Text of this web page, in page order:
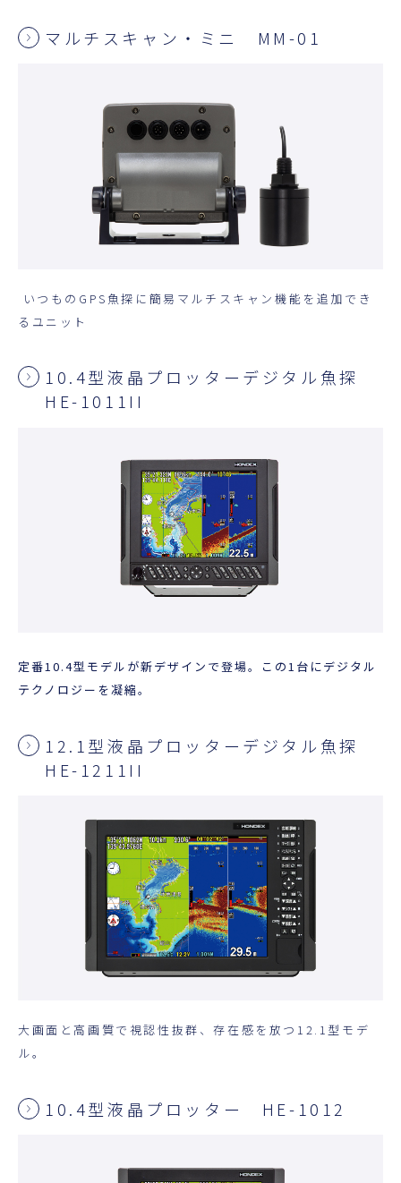
マルチスキャン・ミニ MM-01
いつものGPS魚探に簡易マルチスキャン機能を追加でき
るユニット
10.4型液晶プロッターデジタル魚探
HE-1011II
定番10.4型モデルが新デザインで登場。この1台にデジタル
テクノロジーを凝縮。
12.1型液晶プロッターデジタル魚探
HE-1211II
大画面と高画質で視認性抜群、存在感を放つ12.1型モデ
ル。
10.4型液晶プロッター HE-1012